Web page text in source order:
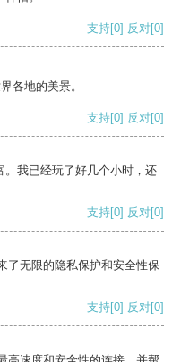
支持[0] 反对[0]
各地的美景。
支持[0] 反对[0]
我已经玩了好几个小时，还
支持[0] 反对[0]
了无限的隐私保护和安全性保
支持[0] 反对[0]